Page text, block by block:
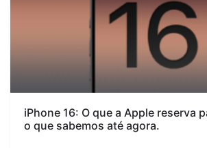
iPhone 16: O que a Apple reserva
o que sabemos até agora.